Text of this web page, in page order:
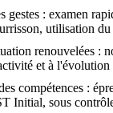
gestes : examen
utilisation
renouvelées :
et à l'évolution
compétences :
Initial, sous